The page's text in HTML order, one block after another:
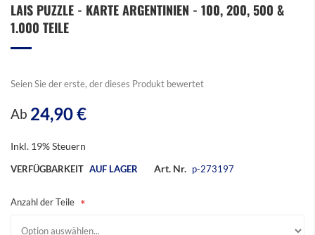
Anfang
der
LAIS PUZZLE - KARTE ARGENTINIEN - 100, 200, 500 &
1.000 TEILE
Seien Sie der erste, der dieses Produkt bewertet
Ab 24,90 €
Inkl. 19% Steuern
VERFÜGBARKEIT AUF LAGER Art. Nr. p-273197
Anzahl der Teile